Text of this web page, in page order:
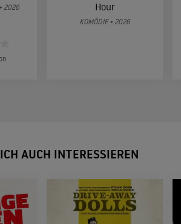
2026
Hour
KOMÖDIE • 2026
AUCH INTERESSIEREN